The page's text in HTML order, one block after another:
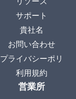
サポート
貴社名
お問い合わせ
プライバシーポリ
利用規約
営業所